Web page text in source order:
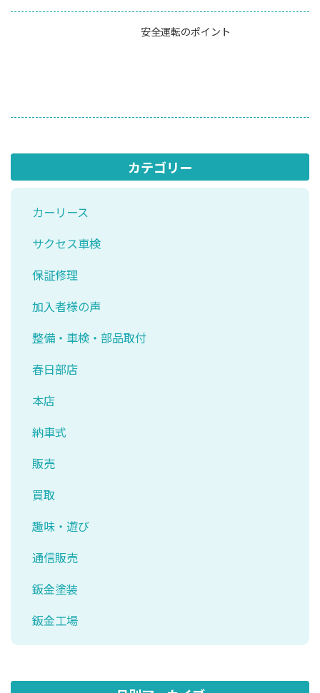
安全運転のポイント
カテゴリー
カーリース
サクセス車検
保証修理
加入者様の声
整備・車検・部品取付
春日部店
本店
納車式
販売
買取
趣味・遊び
通信販売
鈑金塗装
鈑金工場